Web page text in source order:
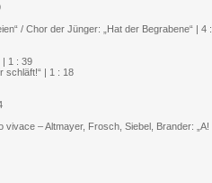
/ Chor der Jünger: „Hat der Begrabene“ | 4 :
| 1 : 39
schläft!“ | 1 : 18
– Altmayer, Frosch, Siebel, Brander: „A!